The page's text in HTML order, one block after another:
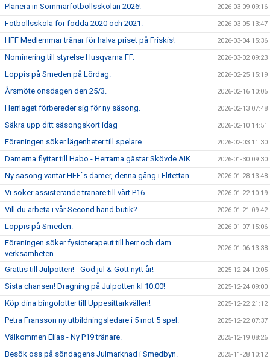
Planera in Sommarfotbollsskolan 2026! 2026-03-09 09:16
Fotbollsskola för födda 2020 och 2021. 2026-03-05 13:47
HFF Medlemmar tränar för halva priset på Friskis! 2026-03-04 15:36
Nominering till styrelse Husqvarna FF. 2026-03-02 09:23
Loppis på Smeden på Lördag. 2026-02-25 15:19
Årsmöte onsdagen den 25/3. 2026-02-16 10:05
Herrlaget förbereder sig för ny säsong. 2026-02-13 07:48
Säkra upp ditt säsongskort idag 2026-02-10 14:51
Föreningen söker lägenheter till spelare. 2026-02-03 11:30
Damerna flyttar till Habo - Herrarna gästar Skövde AIK 2026-01-30 09:30
Ny säsong väntar HFF`s damer, denna gång i Elitettan. 2026-01-28 13:48
Vi söker assisterande tränare till vårt P16. 2026-01-22 10:19
Vill du arbeta i vår Second hand butik? 2026-01-21 09:42
Loppis på Smeden. 2026-01-07 15:06
Föreningen söker fysioterapeut till herr och dam
verksamheten.
2026-01-06 13:38
Grattis till Julpotten! - God jul & Gott nytt år! 2025-12-24 10:05
Sista chansen! Dragning på Julpotten kl 10.00! 2025-12-24 09:00
Köp dina bingolotter till Uppesittarkvällen! 2025-12-22 21:12
Petra Fransson ny utbildningsledare i 5 mot 5 spel. 2025-12-22 07:37
Välkommen Elias - Ny P19 tränare. 2025-12-19 08:26
Besök oss på söndagens Julmarknad i Smedbyn. 2025-11-28 10:12